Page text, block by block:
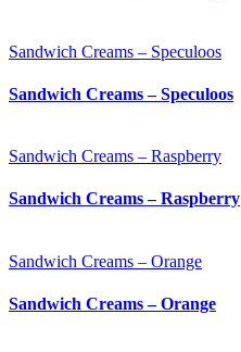
Sandwich Creams – Speculoos
Sandwich Creams – Speculoos
Sandwich Creams – Raspberry
Sandwich Creams – Raspberry
Sandwich Creams – Orange
Sandwich Creams – Orange